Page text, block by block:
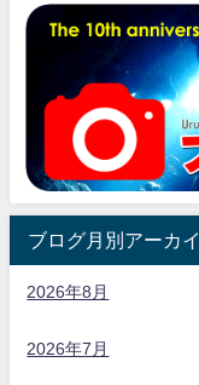
ブログ月別アーカ
2026年8月
2026年7月